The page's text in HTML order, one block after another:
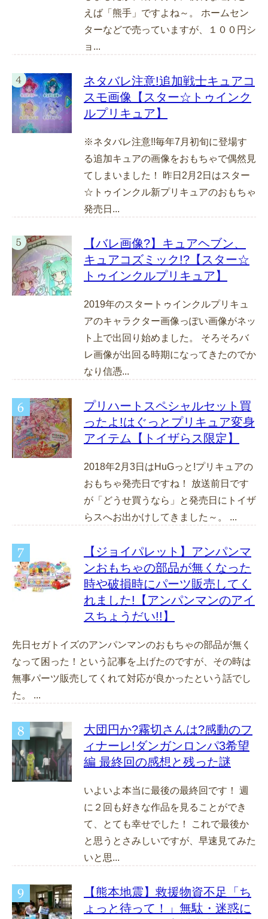
えば「熊手」ですよね～。 ホームセン
ターなどで売っていますが、１００円シ
ョ...
ネタバレ注意!追加戦士キュアコ
スモ画像【スター☆トゥインク
ルプリキュア】
※ネタバレ注意!!毎年7月初旬に登場す
る追加キュアの画像をおもちゃで偶然見
てしまいました！ 昨日2月2日はスター
☆トゥインクル新プリキュアのおもちゃ
発売日...
【バレ画像?】キュアヘブン、
キュアコズミック!?【スター☆
トゥインクルプリキュア】
2019年のスタートゥインクルプリキュ
アのキャラクター画像っぽい画像がネッ
ト上で出回り始めました。 そろそろバ
レ画像が出回る時期になってきたのでか
なり信憑...
プリハートスペシャルセット買
ったよ!はぐっとプリキュア変身
アイテム【トイザらス限定】
2018年2月3日はHuGっと!プリキュアの
おもちゃ発売日ですね！ 放送前日です
が「どうせ買うなら」と発売日にトイザ
らスへお出かけしてきました～。 ...
【ジョイパレット】アンパンマ
ンおもちゃの部品が無くなった
時や破損時にパーツ販売してく
れました!【アンパンマンのアイ
スちょうだい!!】
先日セガトイズのアンパンマンのおもちゃの部品が無く
なって困った！という記事を上げたのですが、その時は
無事パーツ販売してくれて対応が良かったという話でし
た。 ...
大団円か?霧切さんは?感動のフ
ィナーレ!ダンガンロンパ3希望
編 最終回の感想と残った謎
いよいよ本当に最後の最終回です！ 週
に２回も好きな作品を見ることができ
て、とても幸せでした！ これで最後か
と思うとさみしいですが、早速見てみた
いと思...
【熊本地震】救援物資不足「ち
ょっと待って！」無駄・迷惑に